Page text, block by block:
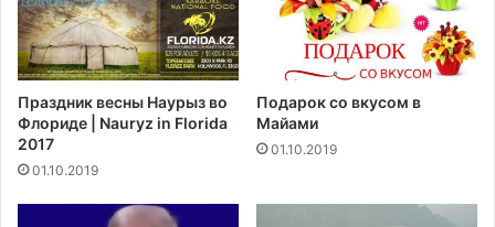
ч
и
п
м
е
й
к
е
е
щ
е
н
к
п
р
о
д
Праздник весны Наурыз во
Флориде | Nauryz in Florida
2017
01.10.2019
Подарок со вкусом в
Майами
01.10.2019